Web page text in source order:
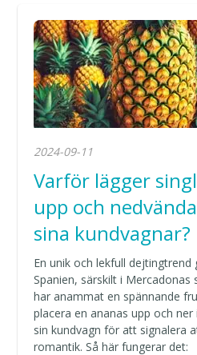
2024-09-11
Varför lägger
upp och
sina kundvagnar?
En unik och lekfull dejtingtrend
Spanien, särskilt i Mercadonas
har anammat en spännande
placera en ananas upp och
sin kundvagn för att signalera
romantik. Så här fungerar det: